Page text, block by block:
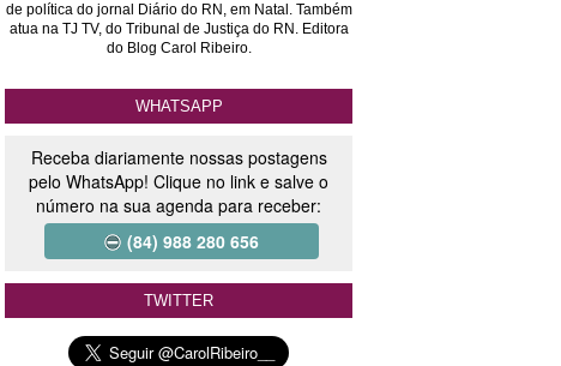
de política do jornal Diário do RN, em Natal. Também
atua na TJ TV, do Tribunal de Justiça do RN. Editora
do Blog Carol Ribeiro.
WHATSAPP
Receba diariamente nossas postagens
pelo WhatsApp! Clique no link e salve o
número na sua agenda para receber:
(84) 988 280 656
TWITTER